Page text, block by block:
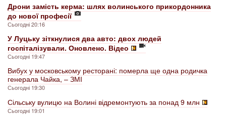
Дрони замість керма: шлях волинського прикордонника
до нової професії
Сьогодні 20:16
У Луцьку зіткнулися два авто: двох людей
госпіталізували. Оновлено. Відео
Сьогодні 19:47
Вибух у московському ресторані: померла ще одна родичка
генерала Чайка, – ЗМІ
Сьогодні 19:30
Сільську вулицю на Волині відремонтують за понад 9 млн
Сьогодні 19:01